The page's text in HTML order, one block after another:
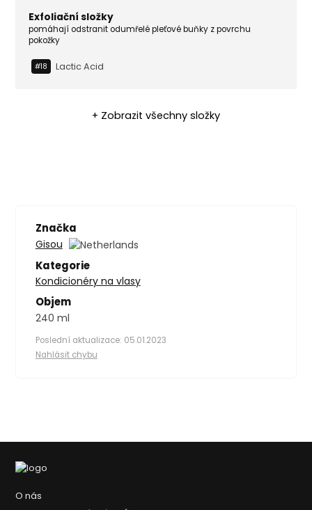
Exfoliační složky
pomáhají odstranit odumřelé pleťové buňky z povrchu
pokožky
#18 Lactic Acid
+ Zobrazit všechny složky
Značka
Gisou
Kategorie
Kondicionéry na vlasy
Objem
240 ml
Poslední aktualizace: 05.01.2023
Nahlásit chybu
O nás